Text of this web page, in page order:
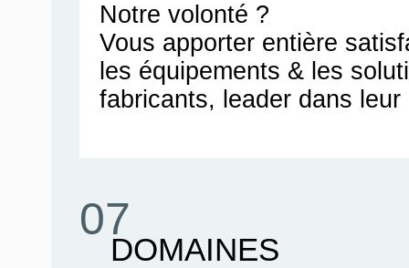
07
DOMAINES
Notre volonté ?
Vous apporter entière
les équipements & les
fabricants, leader dans leur